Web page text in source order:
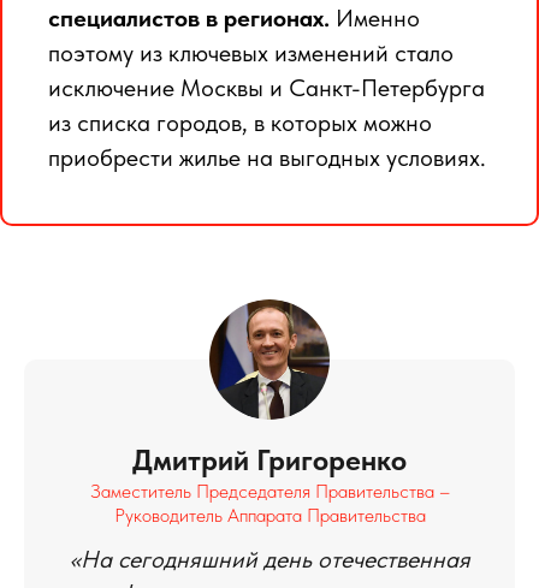
специалистов в регионах. Именно
поэтому из ключевых изменений стало
исключение Москвы и Санкт-Петербурга
из списка городов, в которых можно
приобрести жилье на выгодных условиях.
Дмитрий Григоренко
Заместитель Председателя Правительства –
Руководитель Аппарата Правительства
«На сегодняшний день отечественная